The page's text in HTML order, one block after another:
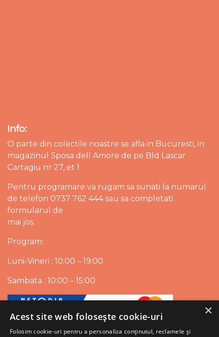
Info:
O parte din colectile noastre se afla in Bucuresti, in
magazinul Sposa dell Amore de pe Bld Lascar
Cartagiu nr 27, et 1
Pentru programare va rugam sa sunati la numarul
de telefon 0737 762 444 sau sa completati
formularul de
mai jos.
Program:
Luni-Vineri : 10:00 – 19:00
Sambata : 10:00 – 15:00
×
Acest site web folosește cookie-uri
Folosim cookie-uri pentru a personaliza conținutul, reclamele și